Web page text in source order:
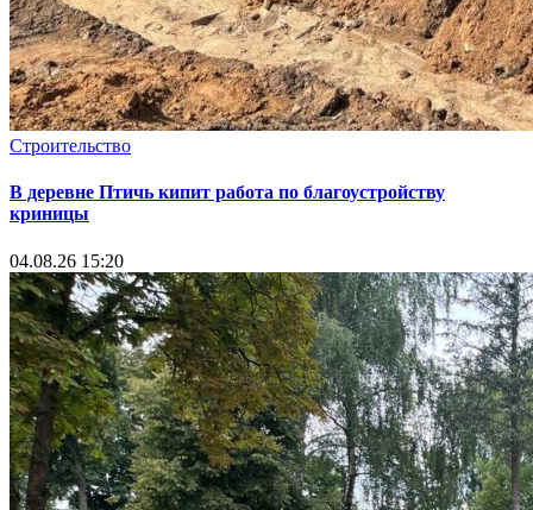
Строительство
В деревне Птичь кипит работа по благоустройству
криницы
04.08.26 15:20